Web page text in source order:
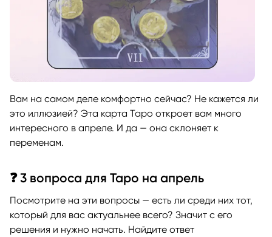
Вам на самом деле комфортно сейчас? Не кажется ли
это иллюзией? Эта карта Таро откроет вам много
интересного в апреле. И да — она склоняет к
переменам.
❓ 3 вопроса для Таро на апрель
Посмотрите на эти вопросы — есть ли среди них тот,
который для вас актуальнее всего? Значит с его
решения и нужно начать. Найдите ответ